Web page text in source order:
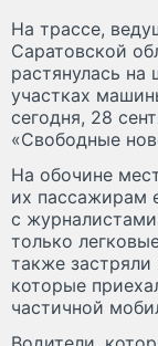
На трассе,
Саратовской
растянулась
участках
сегодня, 28
«Свободные
На обочине
их пассажирам
с
только
также застряли
которые
частичной